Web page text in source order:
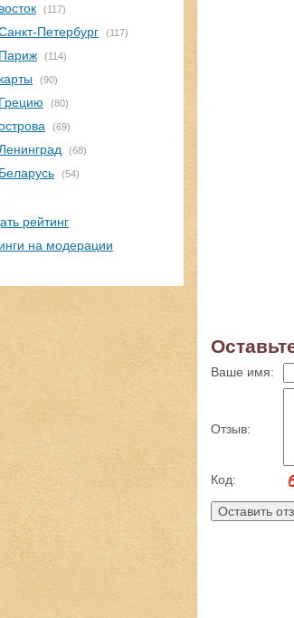
(117)
Петербург (117)
(114)
(90)
(80)
(69)
(68)
(54)
рейтинг
на модерации
Ваше имя:
Отзыв:
Код: